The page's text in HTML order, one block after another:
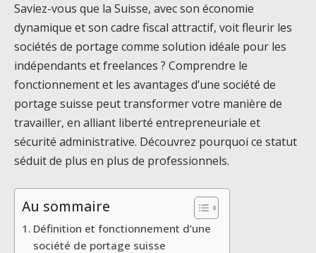
Saviez-vous que la Suisse, avec son économie
dynamique et son cadre fiscal attractif, voit fleurir les
sociétés de portage comme solution idéale pour les
indépendants et freelances ? Comprendre le
fonctionnement et les avantages d’une société de
portage suisse peut transformer votre manière de
travailler, en alliant liberté entrepreneuriale et
sécurité administrative. Découvrez pourquoi ce statut
séduit de plus en plus de professionnels.
Au sommaire
Définition et fonctionnement d’une
société de portage suisse